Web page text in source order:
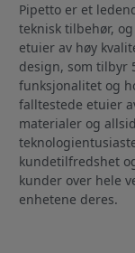
Pipetto er et
teknisk tilbehør,
etuier av høy
design, som tilbyr
funksjonalitet og
falltestede etuier
materialer og
kundetilfredshet
kunder over hele
enhetene deres.